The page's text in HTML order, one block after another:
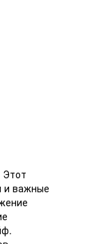
Этот
и важные